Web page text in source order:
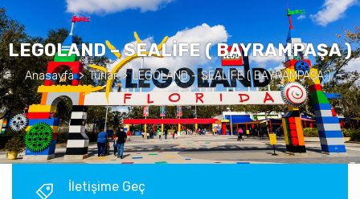
LEGOLAND – SEALİFE ( BAYRAMPAŞA )
Anasayfa > Turlar > LEGOLAND – SEALİFE ( BAYRAMPAŞA )
İletişime Geç